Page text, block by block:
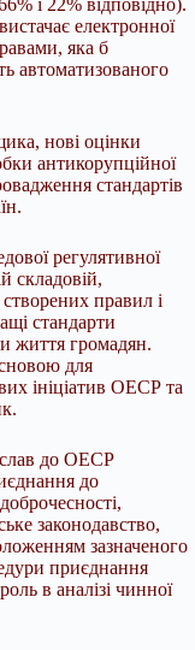
і 22% відповідно).
електронної
яка б
автоматизованого
нові оцінки
антикорупційної
стандартів
регулятивної
складовій,
правил і
стандарти
життя громадян.
для
ініціатив ОЕСР та
до ОЕСР
до
законодавство,
зазначеного
приєднання
в аналізі чинної